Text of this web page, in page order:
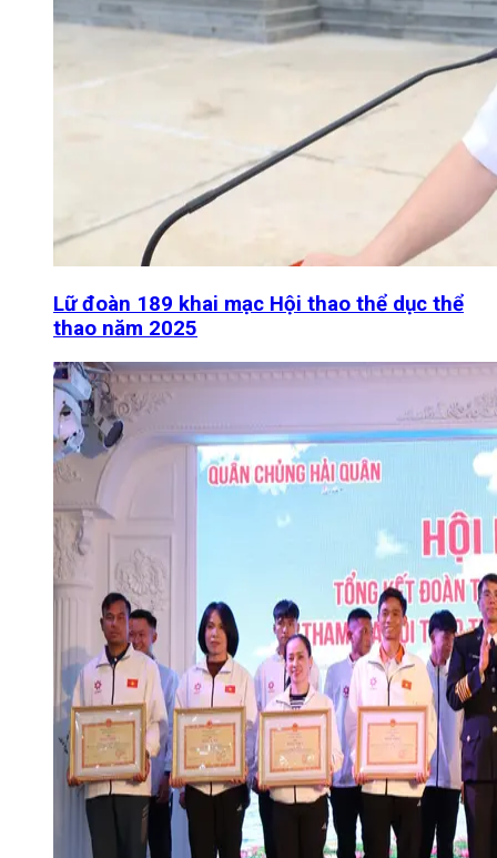
Lữ đoàn 189 khai mạc Hội thao thể dục thể
thao năm 2025